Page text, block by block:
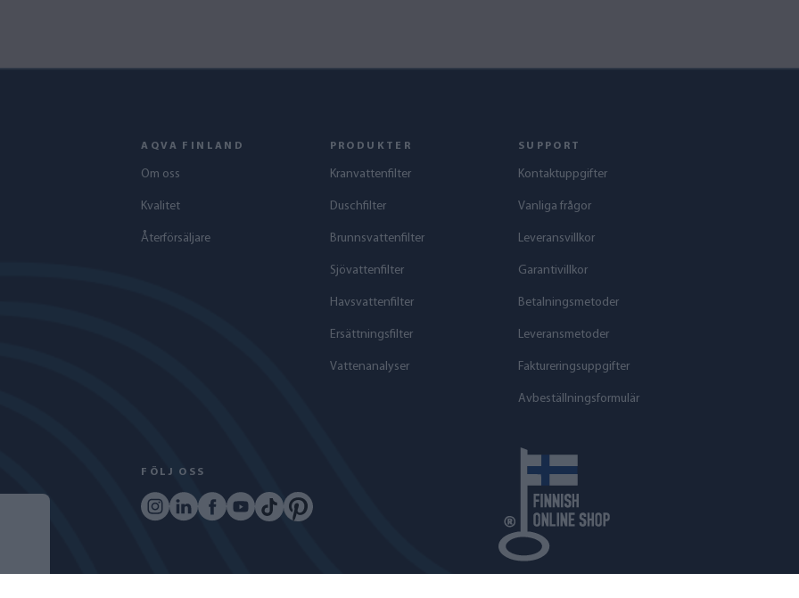
AQVA FINLAND
Om oss
Kvalitet
Återförsäljare
PRODUKTER
Kranvattenfilter
Duschfilter
Brunnsvattenfilter
Sjövattenfilter
Havs­vattenfilter
Ersättningsfilter
Vattenanalyser
SUPPORT
Kontaktuppgifter
Vanliga frågor
Leveransvillkor
Garantivillkor
Betalningsmetoder
Leveransmetoder
Faktureringsuppgifter
Avbeställningsformulär
FÖLJ OSS